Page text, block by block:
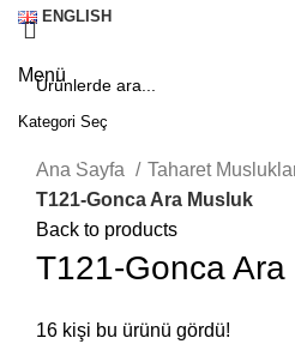
ENGLISH
Menü
Ana Sayfa
Taharet
T121-Gonca Ara Musluk
Back to products
T121-Gonca Ara
16 kişi bu ürünü gördü!
Kategori Seç
SEARCH